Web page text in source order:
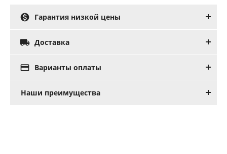
 Гарантия низкой цены
 Доставка
 Варианты оплаты
Наши преимущества